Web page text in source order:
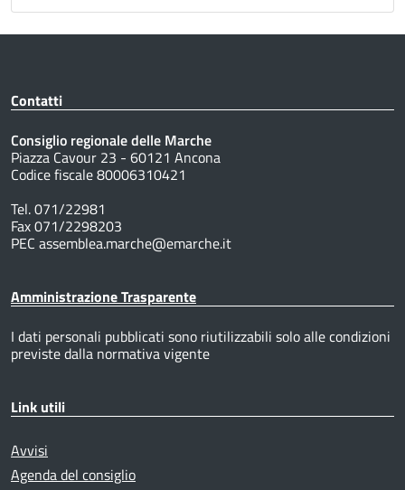
Contatti
Consiglio regionale delle Marche
Piazza Cavour 23 - 60121 Ancona
Codice fiscale 80006310421
Tel. 071/22981
Fax 071/2298203
PEC assemblea.marche@emarche.it
Amministrazione Trasparente
I dati personali pubblicati sono riutilizzabili solo alle condizioni
previste dalla normativa vigente
Link utili
Avvisi
Agenda del consiglio